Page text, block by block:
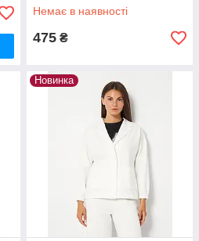
Немає в наявності
475 ₴
Новинка